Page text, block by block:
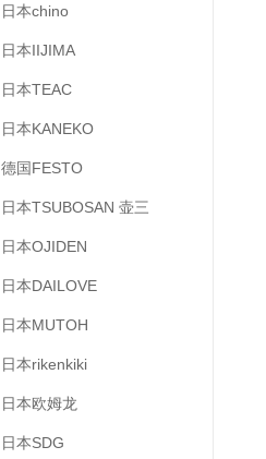
日本chino
日本IIJIMA
日本TEAC
日本KANEKO
德国FESTO
日本TSUBOSAN 壶三
日本OJIDEN
日本DAILOVE
日本MUTOH
日本rikenkiki
日本欧姆龙
日本SDG